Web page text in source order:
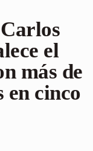
el
más de
en cinco